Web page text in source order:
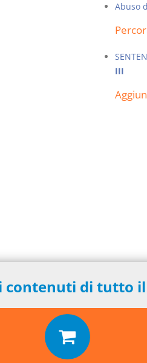
Abuso
III
contenuti di tutto